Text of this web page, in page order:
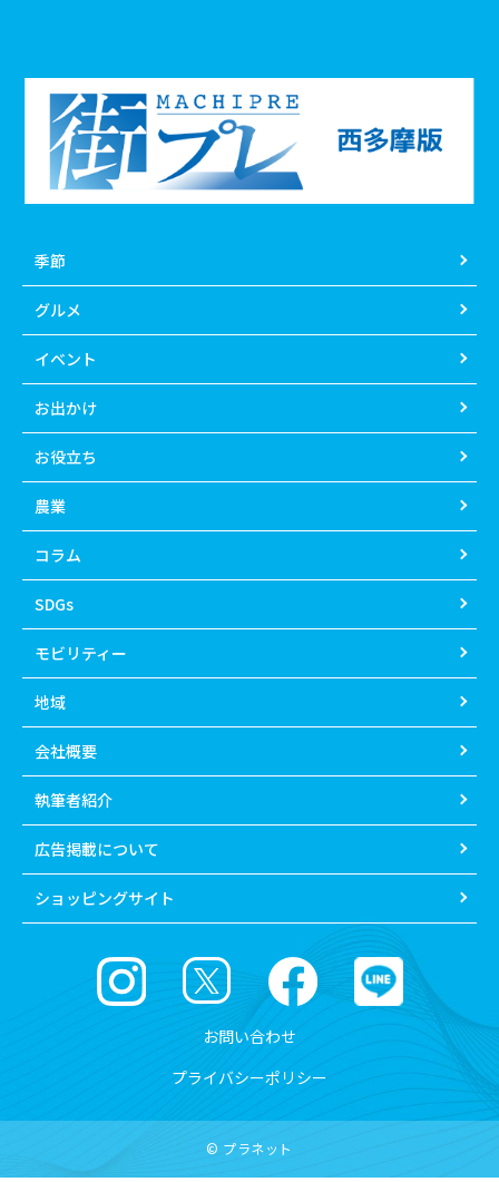
季節
グルメ
イベント
お出かけ
お役立ち
農業
コラム
SDGs
モビリティー
地域
会社概要
執筆者紹介
広告掲載について
ショッピングサイト
お問い合わせ
プライバシーポリシー
© プラネット